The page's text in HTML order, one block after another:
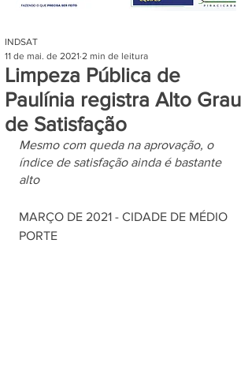
Limpeza Pública de
Paulínia registra Alto Grau
de Satisfação
INDSAT
11 de mai. de 2021 2 min de leitura
Mesmo com queda na aprovação, o
índice de satisfação ainda é bastante
alto
MARÇO DE 2021 - CIDADE DE MÉDIO
PORTE